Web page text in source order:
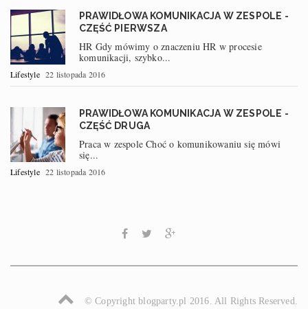
PRAWIDŁOWA KOMUNIKACJA W ZESPOLE -
CZĘŚĆ PIERWSZA
HR Gdy mówimy o znaczeniu HR w procesie
komunikacji, szybko...
Lifestyle 22 listopada 2016
PRAWIDŁOWA KOMUNIKACJA W ZESPOLE -
CZĘŚĆ DRUGA
Praca w zespole Choć o komunikowaniu się mówi
się...
Lifestyle 22 listopada 2016
© Copyright blogparty.pl 2016. All Rights Reserved.